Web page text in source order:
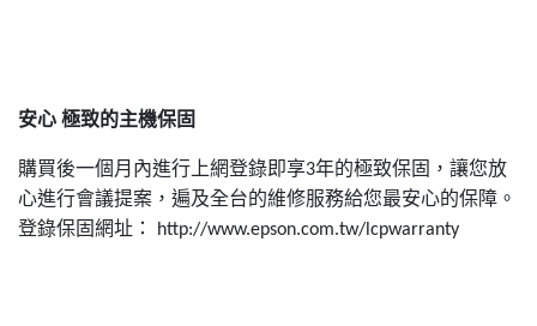
安心 極致的主機保固
購買後一個月內進行上網登錄即享3年的極致保固，讓您放
心進行會議提案，遍及全台的維修服務給您最安心的保障。
登錄保固網址：
http://www.epson.com.tw/lcpwarranty